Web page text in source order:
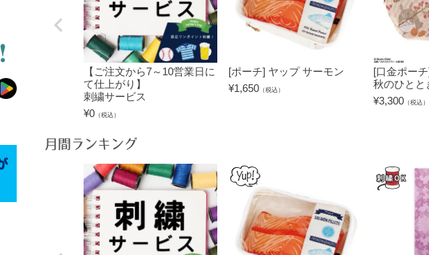
【ご注文から7～10営業日に
て仕上がり】
刺繍サービス
¥0 （税込）
[ポーチ] ヤップ サーモン
¥1,650 （税込）
[口金ポー
秋のひとと
¥3,300 （税込）
月間ランキング